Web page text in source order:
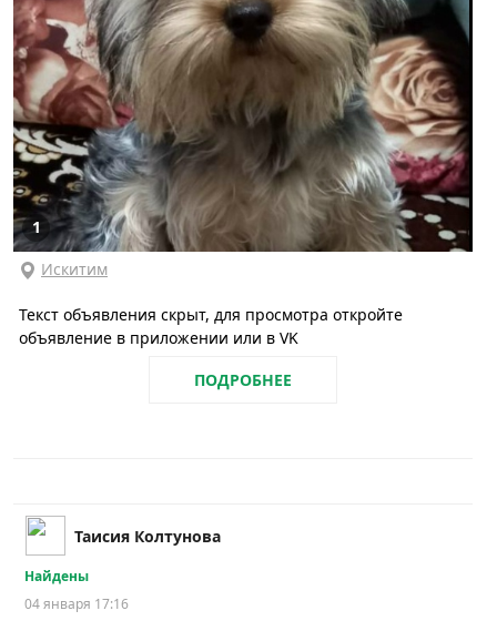
1
Искитим
Текст объявления скрыт, для просмотра откройте
объявление в приложении или в VK
ПОДРОБНЕЕ
Таисия Колтунова
Найдены
04 января 17:16